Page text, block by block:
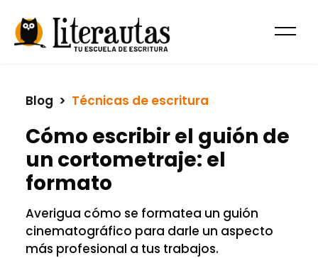
Blog
  >
Técnicas de escritura
Cómo escribir el guión de
un cortometraje: el
formato
Averigua cómo se formatea un guión
cinematográfico para darle un aspecto
más profesional a tus trabajos.